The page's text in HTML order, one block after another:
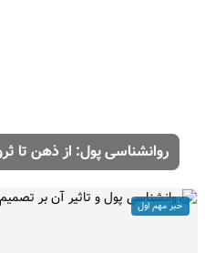
روانشناسی پول: از ذهن تا ثروت
خبر مهم اول